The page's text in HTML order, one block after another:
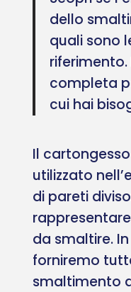
dello
quali sono
completa
cui hai
Il
utilizzato
di pareti
da smaltire.
forniremo
smaltimento